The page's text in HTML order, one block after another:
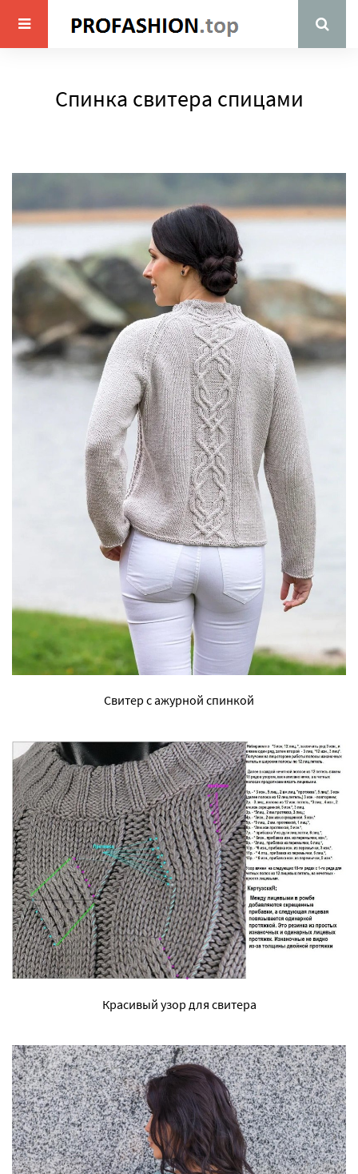
Спинка свитера спицами
Свитер с ажурной спинкой
Красивый узор для свитера